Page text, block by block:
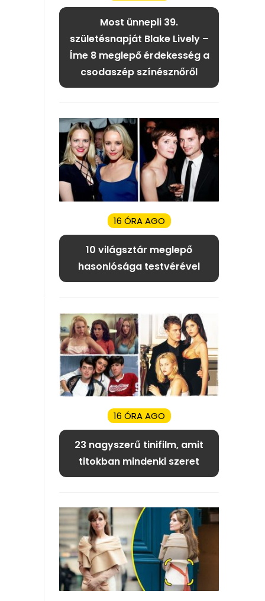
Most ünnepli 39.
születésnapját Blake Lively –
Íme 8 meglepő érdekesség a
csodaszép színésznőről
16 ÓRA AGO
10 világsztár meglepő
hasonlósága testvérével
16 ÓRA AGO
23 nagyszerű tinifilm, amit
titokban mindenki szeret